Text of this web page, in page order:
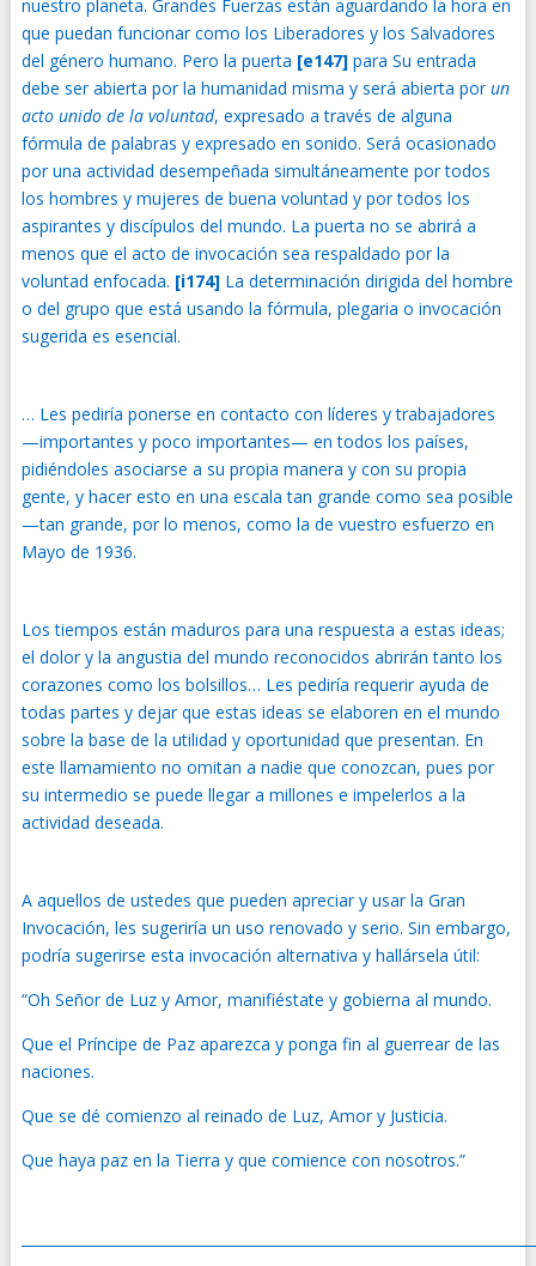
nuestro planeta. Grandes Fuerzas están aguardando la hora en
que puedan funcionar como los Liberadores y los Salvadores
del género humano. Pero la puerta [e147] para Su entrada
debe ser abierta por la humanidad misma y será abierta porun
acto unido de la voluntad, expresado a través de alguna
fórmula de palabras y expresado en sonido. Será ocasionado
por una actividad desempeñada simultáneamente por todos
los hombres y mujeres de buena voluntad y por todos los
aspirantes y discípulos del mundo. La puerta no se abrirá a
menos que el acto de invocación sea respaldado por la
voluntad enfocada. [i174]La determinación dirigida del hombre
o del grupo que está usando la fórmula, plegaria o invocación
sugerida es esencial.
… Les pediría ponerse en contacto con líderes y trabajadores
—importantes y poco importantes— en todos los países,
pidiéndoles asociarse a su propia manera y con su propia
gente, y hacer esto en una escala tan grande como sea posible
—tan grande, por lo menos, como la de vuestro esfuerzo en
Mayo de 1936.
Los tiempos están maduros para una respuesta a estas ideas;
el dolor y la angustia del mundo reconocidos abrirán tanto los
corazones como los bolsillos… Les pediría requerir ayuda de
todas partes y dejar que estas ideas se elaboren en el mundo
sobre la base de la utilidad y oportunidad que presentan. En
este llamamiento no omitan a nadie que conozcan, pues por
su intermedio se puede llegar a millones e impelerlos a la
actividad deseada.
A aquellos de ustedes que pueden apreciar y usar la Gran
Invocación, les sugeriría un uso renovado y serio. Sin embargo,
podría sugerirse esta invocación alternativa y hallársela útil:
“Oh Señor de Luz y Amor, manifiéstate y gobierna al mundo.
Que el Príncipe de Paz aparezca y ponga fin al guerrear de las
naciones.
Que se dé comienzo al reinado de Luz, Amor y Justicia.
Que haya paz en la Tierra y que comience con nosotros.”